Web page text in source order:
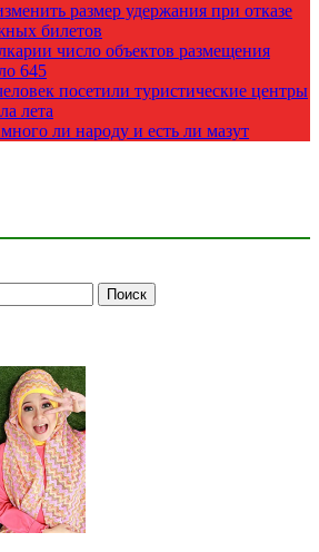
размер удержания при отказе
билетов
число объектов размещения
645
посетили туристические центры
лета
ли народу и есть ли мазут